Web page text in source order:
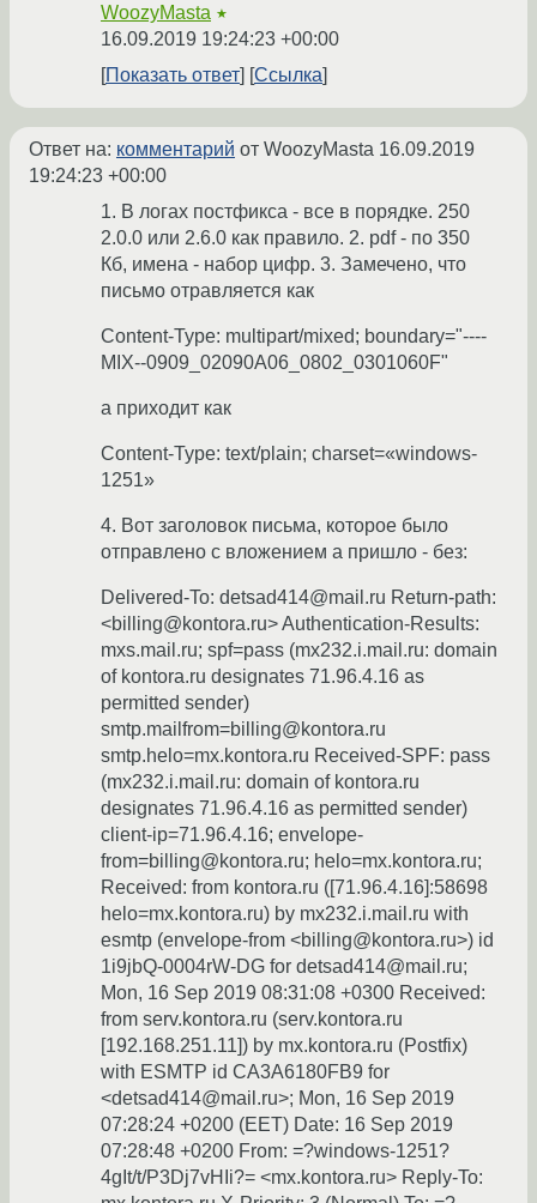
WoozyMasta ★
16.09.2019 19:24:23 +00:00
Показать ответ
Ссылка
Ответ на: комментарий от WoozyMasta 16.09.2019
19:24:23 +00:00
1. В логах постфикса - все в порядке. 250
2.0.0 или 2.6.0 как правило. 2. pdf - по 350
Кб, имена - набор цифр. 3. Замечено, что
письмо отравляется как
Content-Type: multipart/mixed; boundary="----
MIX--0909_02090A06_0802_0301060F"
а приходит как
Content-Type: text/plain; charset=«windows-
1251»
4. Вот заголовок письма, которое было
отправлено с вложением а пришло - без:
Delivered-To: detsad414@mail.ru Return-path:
<billing@kontora.ru> Authentication-Results:
mxs.mail.ru; spf=pass (mx232.i.mail.ru: domain
of kontora.ru designates 71.96.4.16 as
permitted sender)
smtp.mailfrom=billing@kontora.ru
smtp.helo=mx.kontora.ru Received-SPF: pass
(mx232.i.mail.ru: domain of kontora.ru
designates 71.96.4.16 as permitted sender)
client-ip=71.96.4.16; envelope-
from=billing@kontora.ru; helo=mx.kontora.ru;
Received: from kontora.ru ([71.96.4.16]:58698
helo=mx.kontora.ru) by mx232.i.mail.ru with
esmtp (envelope-from <billing@kontora.ru>) id
1i9jbQ-0004rW-DG for detsad414@mail.ru;
Mon, 16 Sep 2019 08:31:08 +0300 Received:
from serv.kontora.ru (serv.kontora.ru
[192.168.251.11]) by mx.kontora.ru (Postfix)
with ESMTP id CA3A6180FB9 for
<detsad414@mail.ru>; Mon, 16 Sep 2019
07:28:24 +0200 (EET) Date: 16 Sep 2019
07:28:48 +0200 From: =?windows-1251?
4gIt/t/P3Dj7vHIi?= <mx.kontora.ru> Reply-To: